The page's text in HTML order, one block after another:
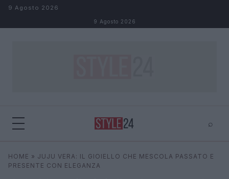
Salta al contenuto
9 Agosto 2026
9 Agosto 2026
⌕
Cerca ⌕ ×
HOME » JUJU VERA: IL GIOIELLO CHE MESCOLA PASSATO E
PRESENTE CON ELEGANZA